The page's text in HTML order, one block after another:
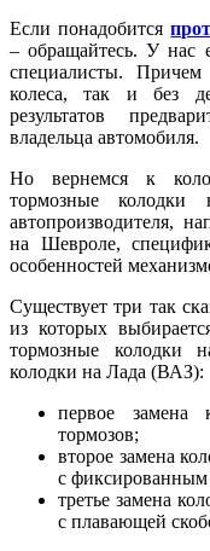
Если понадобится
– обращайтесь. У нас
специалисты.
колеса, так и без
результатов
владельца автомобиля.
Но вернемся к
тормозные
автопроизводителя,
на Шевроле,
особенностей
Существует три так
из которых
тормозные колодки
колодки на Лада (ВАЗ):
первое замена
тормозов;
второе замена
с фиксированным
третье замена
с плавающей